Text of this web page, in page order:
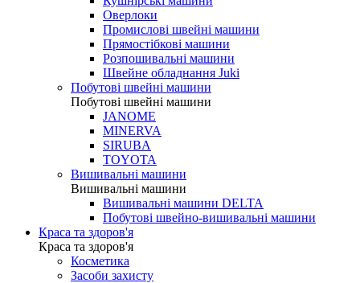
Оверлоки
Промислові швейні машини
Прямостібкові машини
Розпошивальні машини
Швейне обладнання Juki
Побутові швейні машини
Побутові швейні машини
JANOME
MINERVA
SIRUBA
TOYOTA
Вишивальні машини
Вишивальні машини
Вишивальні машини DELTA
Побутові швейно-вишивальні машини
Краса та здоров'я
Краса та здоров'я
Косметика
Засоби захисту